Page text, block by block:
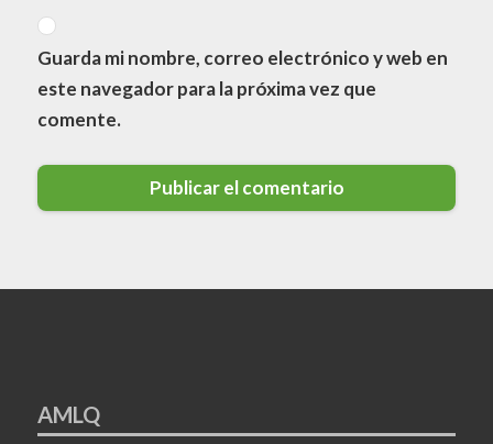
Guarda mi nombre, correo electrónico y web en
este navegador para la próxima vez que
comente.
AMLQ